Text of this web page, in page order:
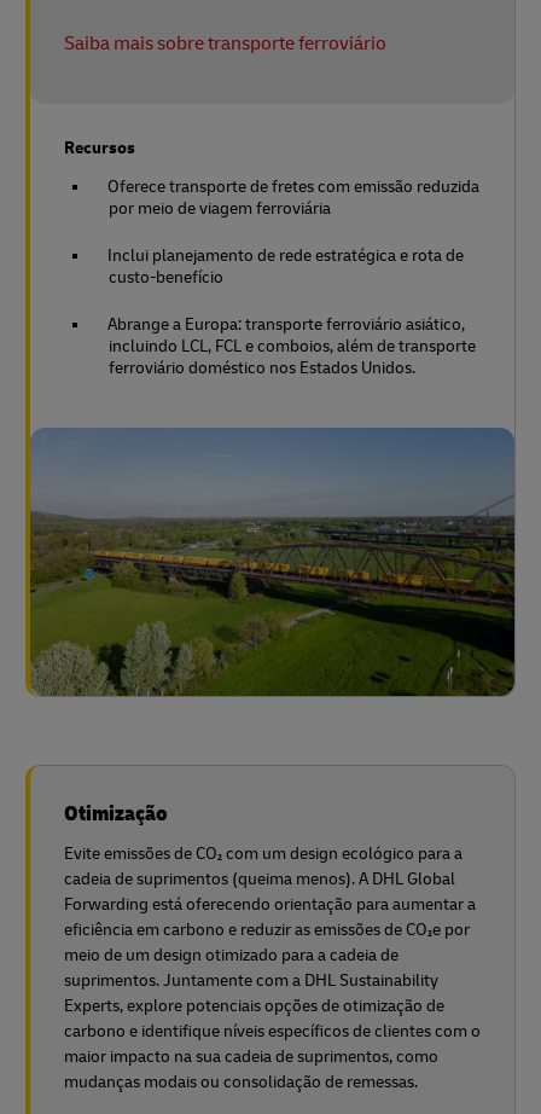
Saiba mais sobre transporte ferroviário
Recursos
Oferece transporte de fretes com emissão reduzida
por meio de viagem ferroviária
Inclui planejamento de rede estratégica e rota de
custo-benefício
Abrange a Europa: transporte ferroviário asiático,
incluindo LCL, FCL e comboios, além de transporte
ferroviário doméstico nos Estados Unidos.
Otimização
Evite emissões de CO₂ com um design ecológico para a
cadeia de suprimentos (queima menos). A DHL Global
Forwarding está oferecendo orientação para aumentar a
eficiência em carbono e reduzir as emissões de CO₂e por
meio de um design otimizado para a cadeia de
suprimentos. Juntamente com a DHL Sustainability
Experts, explore potenciais opções de otimização de
carbono e identifique níveis específicos de clientes com o
maior impacto na sua cadeia de suprimentos, como
mudanças modais ou consolidação de remessas.